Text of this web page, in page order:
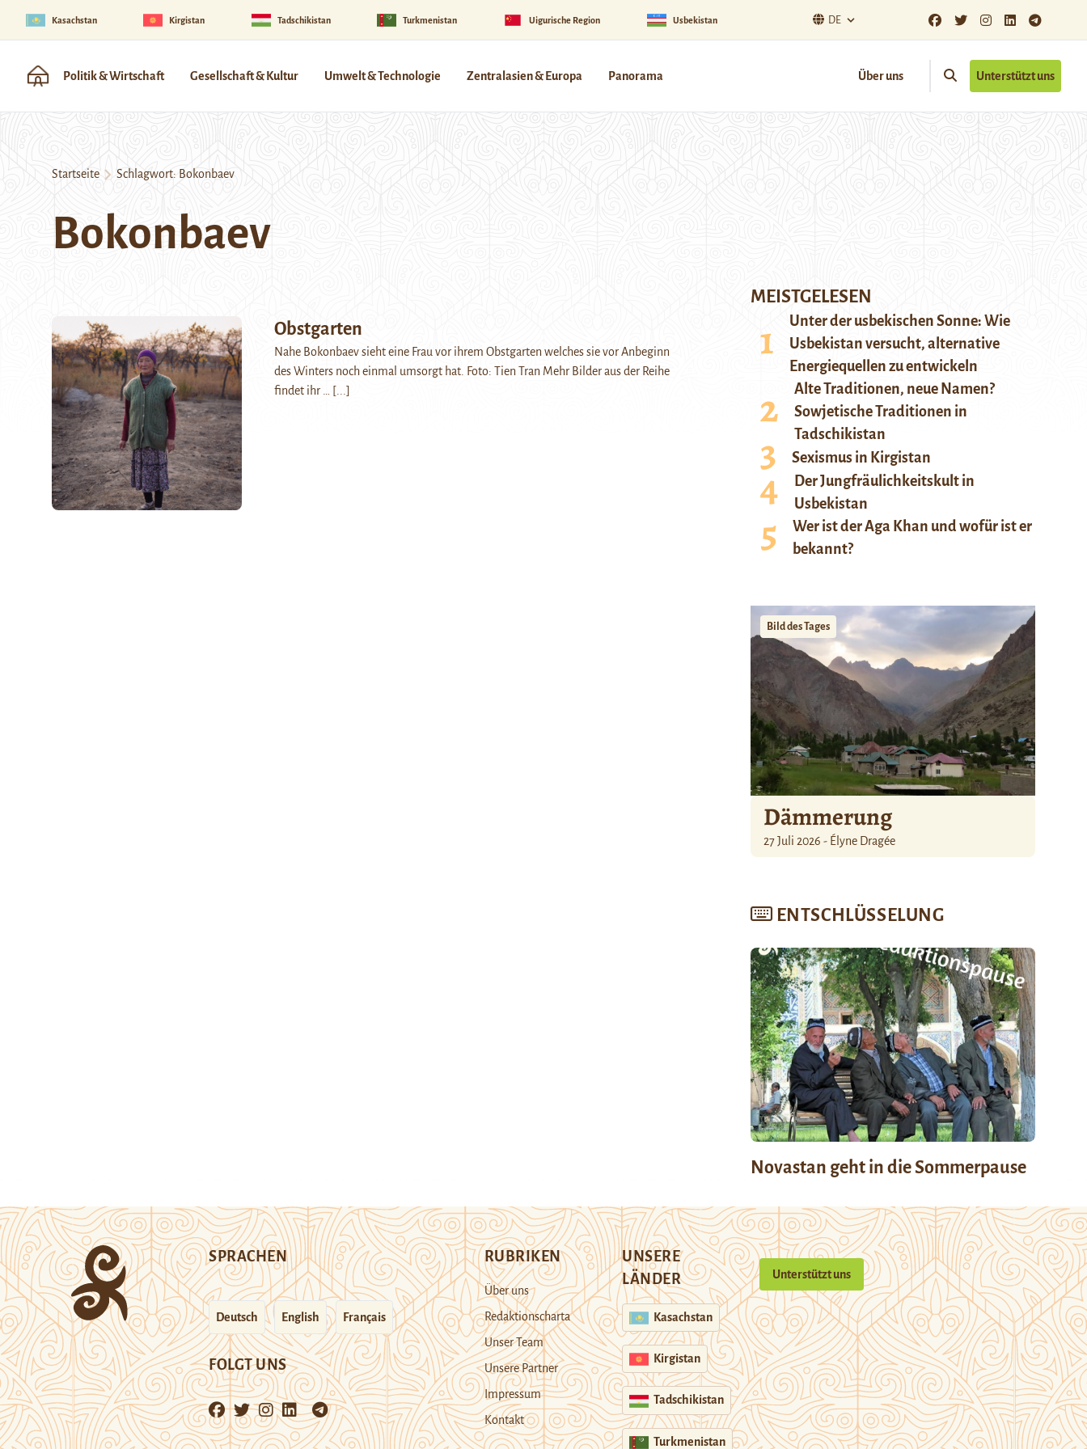
Kasachstan Kirgistan Tadschikistan Turkmenistan Uigurische Region Usbekistan DE
Politik & Wirtschaft Gesellschaft & Kultur Umwelt & Technologie Zentralasien & Europa Panorama Über uns Unterstützt uns
Startseite Schlagwort: Bokonbaev
Bokonbaev
Obstgarten
Nahe Bokonbaev sieht eine Frau vor ihrem Obstgarten welches sie vor Anbeginn
des Winters noch einmal umsorgt hat. Foto: Tien Tran Mehr Bilder aus der Reihe
findet ihr …
[...]
MEISTGELESEN
Unter der usbekischen Sonne: Wie
Usbekistan versucht, alternative
Energiequellen zu entwickeln
Alte Traditionen, neue Namen?
Sowjetische Traditionen in
Tadschikistan
Sexismus in Kirgistan
Der Jungfräulichkeitskult in
Usbekistan
Wer ist der Aga Khan und wofür ist er
bekannt?
Bild des Tages
Dämmerung
27 Juli 2026 - Élyne Dragée
ENTSCHLÜSSELUNG
Novastan geht in die Sommerpause
SPRACHEN
Deutsch English Français
FOLGT UNS
RUBRIKEN
Über uns
Redaktionscharta
Unser Team
Unsere Partner
Impressum
Kontakt
UNSERE
LÄNDER
Kasachstan
Kirgistan
Tadschikistan
Turkmenistan
Unterstützt uns